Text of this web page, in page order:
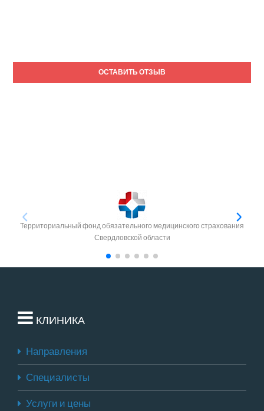
ОСТАВИТЬ ОТЗЫВ
Территориальный фонд обязательного медицинского страхования
Свердловской области
КЛИНИКА
Направления
Специалисты
Услуги и цены